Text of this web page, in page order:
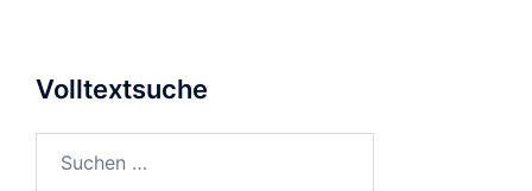
Volltextsuche
nach: